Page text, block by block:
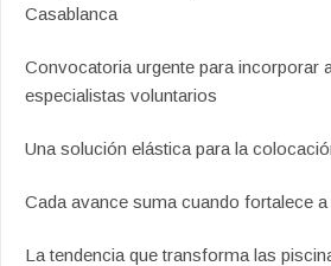
Casablanca
Convocatoria urgente para incorporar
especialistas voluntarios
Una solución elástica para la
Cada avance suma cuando fortalece a
La tendencia que transforma las